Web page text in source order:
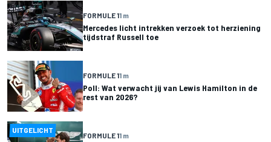
FORMULE 11 m
Mercedes licht intrekken verzoek tot herziening
tijdstraf Russell toe
FORMULE 11 m
Poll: Wat verwacht jij van Lewis Hamilton in de
rest van 2026?
UITGELICHT
FORMULE 11 m